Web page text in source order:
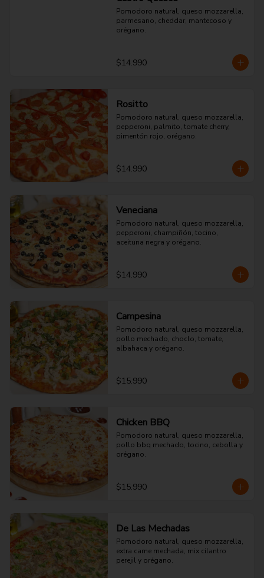
Pomodoro natural, queso mozzarella,
parmesano, cheddar, mantecoso y
orégano.
$14.990
Rositto
Pomodoro natural, queso mozzarella,
pepperoni, palmito, tomate cherry,
pimentón rojo, orégano.
$14.990
Veneciana
Pomodoro natural, queso mozzarella,
pepperoni, champiñón, tocino,
aceituna negra y orégano.
$14.990
Campesina
Pomodoro natural, queso mozzarella,
pollo mechado, choclo, tomate,
albahaca y orégano.
$15.990
Chicken BBQ
Pomodoro natural, queso mozzarella,
pollo bbq mechado, tocino, cebolla y
orégano.
$15.990
De Las Mechadas
Pomodoro natural, queso mozzarella,
extra carne mechada, mix cilantro
perejil y orégano.